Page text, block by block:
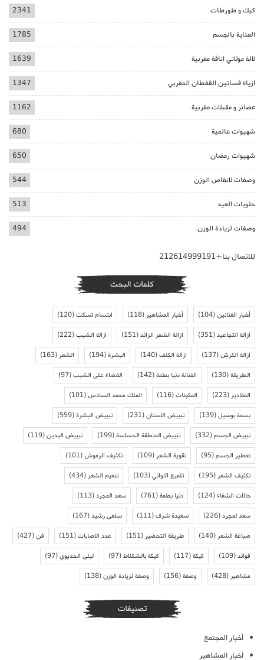
كيك و طورطات 2341
العناية بالجسم 1785
لالة مولاتي اناقة مغربية 1639
ازياء فساتين القفطان المغربي 1347
عصائر و مقبلات مغربية 1162
شهيوات عالمية 680
شهيوات رمضان 650
وصفات لانقاص الوزن 544
حلويات العيد 513
وصفات لزيادة الوزن 494
للاتصال بنا+212614999191
كلمات البحث
أخبار الفنانين(104) أخبار المشاهير(118) ابتسام تسكت(120)
ازالة التجاعيد(351) ازالة الشعر الزائد(151) ازالة الشيب(222)
ازالة الكرش(137) ازالة الكلف(140) البشرة(194) الشعر(163)
الطريقة(130) الفنانة دنيا بطمة(142) القضاء على الشيب(97)
المقادير(223) المكونات(116) الملك محمد السادس(101)
بسمة بوسيل(139) تبييض الاسنان(231) تبييض البشرة(559)
تبييض الجسم(332) تبييض المنطقة الحساسة(199) تبييض اليدين(119)
تعطير الجسم(95) تقوية الشعر(109) تكثيف الرموش(101)
تكثيف الشعر(195) تلميع الاواني(103) تنعيم الشعر(434)
حالات الشفاء(124) دنيا بطمة(761) سعد المجرد(113)
سعد لمجرد(226) سعيدة شرف(111) سلمى رشيد(167)
صباغة الشعر(140) طريقة التحضير(151) عدد الاصابات(151) فن(427)
فوائد(109) كيكة(117) كيكة بالشكلاط(97) ليلى الحديوي(97)
مشاهير(428) وصفة(156) وصفة لزيادة الوزن(138)
تصنيفات
أخبار المجتمع
أخبار المشاهير